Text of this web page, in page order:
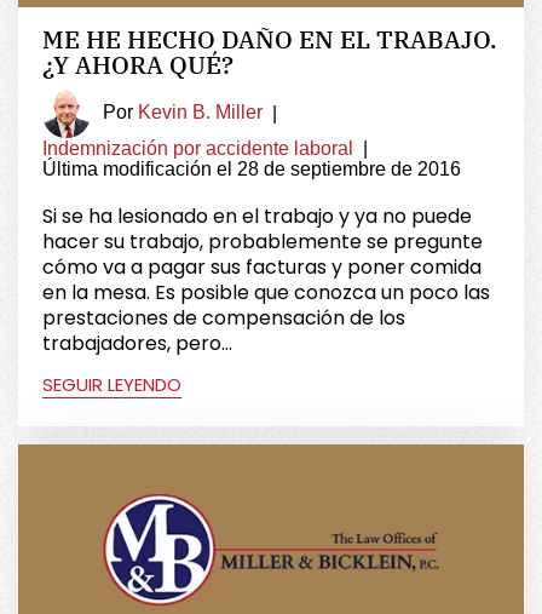
ME HE HECHO DAÑO EN EL TRABAJO.
¿Y AHORA QUÉ?
Por Kevin B. Miller
Indemnización por accidente laboral
Última modificación el 28 de septiembre de 2016
Si se ha lesionado en el trabajo y ya no puede
hacer su trabajo, probablemente se pregunte
cómo va a pagar sus facturas y poner comida
en la mesa. Es posible que conozca un poco las
prestaciones de compensación de los
trabajadores, pero...
SEGUIR LEYENDO